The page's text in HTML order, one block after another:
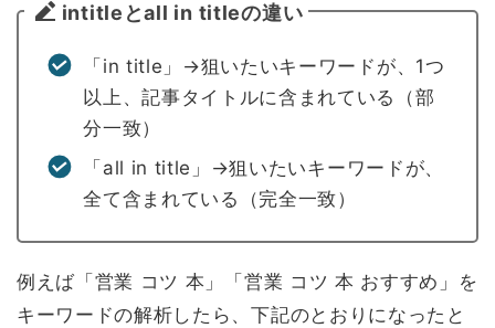
intitleとall in titleの違い
「in title」→狙いたいキーワードが、1つ
以上、記事タイトルに含まれている（部
分一致）
「all in title」→狙いたいキーワードが、
全て含まれている（完全一致）
例えば「営業 コツ 本」「営業 コツ 本 おすすめ」を
キーワードの解析したら、下記のとおりになったと